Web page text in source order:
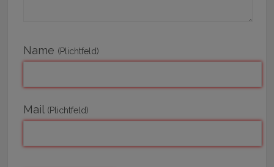
Name (Plichtfeld)
Mail (Plichtfeld)